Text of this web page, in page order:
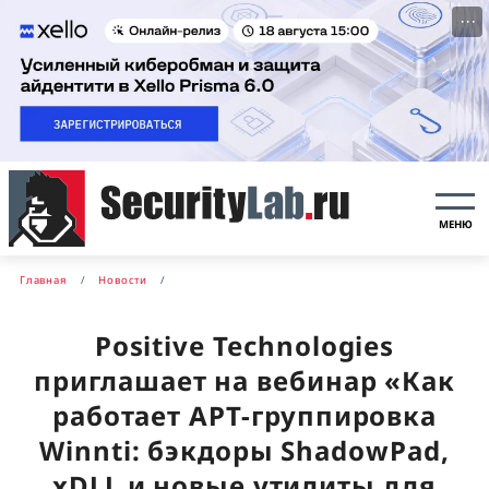
···
МЕНЮ
Главная Новости
Positive Technologies
приглашает на вебинар «Как
работает APT-группировка
Winnti: бэкдоры ShadowPad,